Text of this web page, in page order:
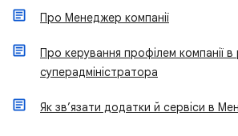
Про Менеджер компанії
Про керування профілем компанії в
суперадміністратора
Як зв’язати додатки й сервіси в